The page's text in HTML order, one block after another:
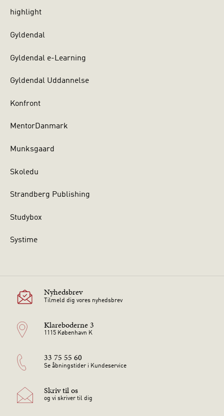
highlight
Gyldendal
Gyldendal e-Learning
Gyldendal Uddannelse
Konfront
MentorDanmark
Munksgaard
Skoledu
Strandberg Publishing
Studybox
Systime
Nyhedsbrev
Tilmeld dig vores nyhedsbrev
Klareboderne 3
1115 København K
33 75 55 60
Se åbningstider i Kundeservice
Skriv til os
og vi skriver til dig